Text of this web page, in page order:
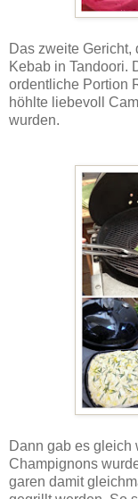
Das zweite
Kebab in Tandoori.
ordentliche Portion
höhlte liebevoll
wurden.
Dann gab es gleich
Champignons
garen damit